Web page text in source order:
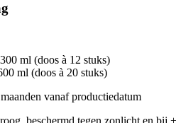
ml (doos à 12 stuks)
ml (doos à 20 stuks)
vanaf productiedatum